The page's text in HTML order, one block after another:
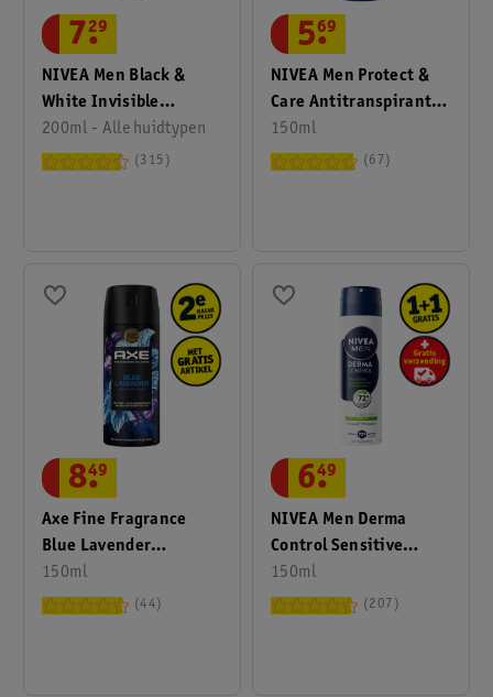
NIVEA Men Black &
White Invisible
Original
Antitranspirant Spray
200ml - Alle huidtypen
7.
29
315
NIVEA Men Protect &
Care Antitranspirant
Spray
150ml
5.
69
67
Axe Fine Fragrance
Blue Lavender
Deodorant Bodyspray
150ml
8.
49
44
NIVEA Men Derma
Control Sensitive
Antitranspirant Spray
150ml
6.
49
207